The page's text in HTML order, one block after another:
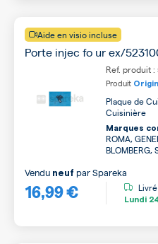
Aide en visio incluse
Porte injec fo ur ex/
Ref. produit :
Produit
Plaque de
Cuisinière
Marques
ROMA,
BLOMBERG,
16,99 €
Vendu neuf parSpareka
Lundi